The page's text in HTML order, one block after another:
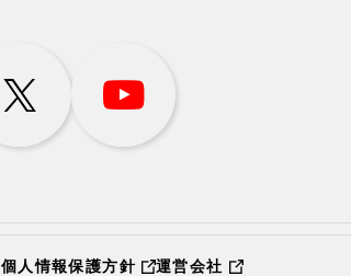
個人情報保護方針 運営会社